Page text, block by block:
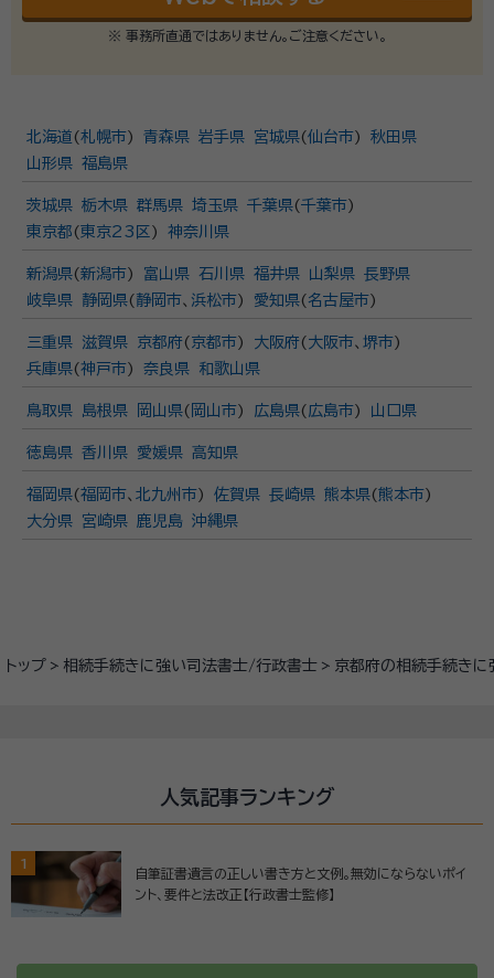
トップ 相続手続きに強い司法書士/行政書士 京都府の相続手続き
※ 事務所直通ではありません。ご注意ください。
北海道 (札幌市) 青森県 岩手県 宮城県(仙台市)
秋田県
山形県 福島県
茨城県 栃木県 群馬県 埼玉県 千葉県(千葉市)
東京都 ( 東京23区 ) 神奈川県
新潟県(新潟市) 富山県 石川県 福井県 山梨県 長野県
岐阜県
静岡県( 静岡市、 浜松市) 愛知県( 名古屋市)
三重県 滋賀県 京都府( 京都市) 大阪府( 大阪市、 堺市)
兵庫県(神戸市) 奈良県 和歌山県
鳥取県 島根県 岡山県( 岡山市) 広島県( 広島市) 山口県
徳島県 香川県 愛媛県 高知県
福岡県(福岡市、 北九州市) 佐賀県 長崎県 熊本県(熊本市)
大分県
宮崎県 鹿児島 沖縄県
人気記事ランキング
1
自筆証書遺言の正しい書き方と文例。無効にならないポイ
ント、要件と法改正【行政書士監修】